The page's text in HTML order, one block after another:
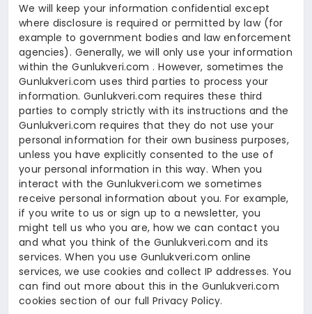
We will keep your information confidential except
where disclosure is required or permitted by law (for
example to government bodies and law enforcement
agencies). Generally, we will only use your information
within the Gunlukveri.com . However, sometimes the
Gunlukveri.com uses third parties to process your
information. Gunlukveri.com requires these third
parties to comply strictly with its instructions and the
Gunlukveri.com requires that they do not use your
personal information for their own business purposes,
unless you have explicitly consented to the use of
your personal information in this way. When you
interact with the Gunlukveri.com we sometimes
receive personal information about you. For example,
if you write to us or sign up to a newsletter, you
might tell us who you are, how we can contact you
and what you think of the Gunlukveri.com and its
services. When you use Gunlukveri.com online
services, we use cookies and collect IP addresses. You
can find out more about this in the Gunlukveri.com
cookies section of our full Privacy Policy.